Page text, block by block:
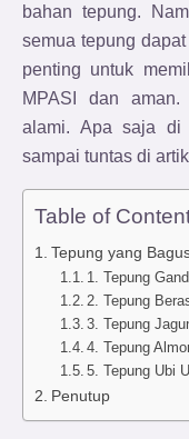
bahan tepung.
semua tepung
penting untuk
MPASI dan aman.
alami. Apa saja di
sampai tuntas di
Table of
Tepung yang
1. Tepung
2. Tepung
3. Tepung
4. Tepung
5. Tepung Ubi
Penutup